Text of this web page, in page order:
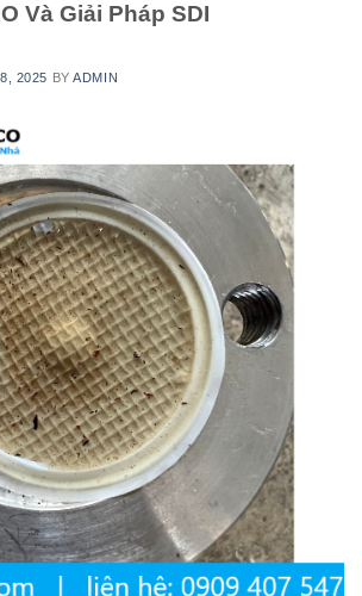
Và Giải Pháp SDI
2025 BYADMIN